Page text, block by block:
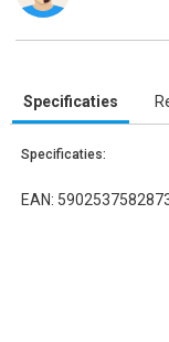
Specificaties
Specificaties:
EAN: